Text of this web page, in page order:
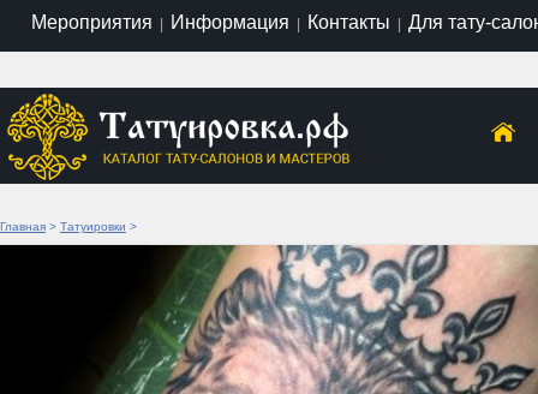
Мероприятия | Информация | Контакты | Для тату-
Главная > Татуировки >